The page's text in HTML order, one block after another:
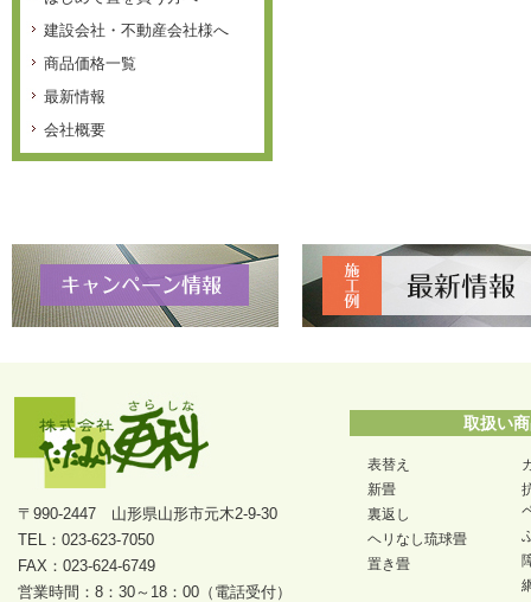
建設会社・不動産会社様へ
商品価格一覧
最新情報
会社概要
〒990-2447 山形県山形市元木2-9-30
TEL：023-623-7050
FAX：023-624-6749
営業時間：8：30～18：00（電話受付）
取扱い
表替え
新畳
裏返し
ヘリなし琉球畳
置き畳